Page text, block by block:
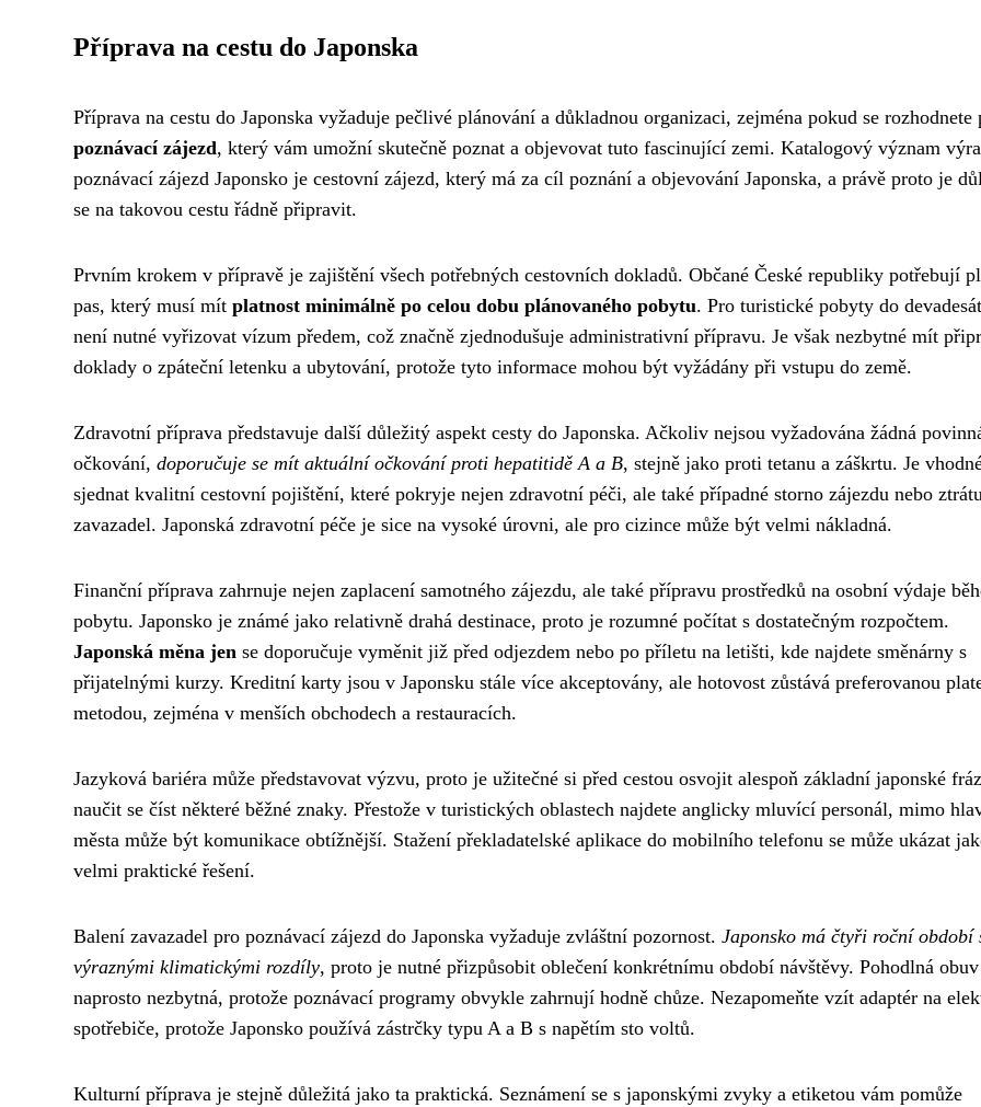
Příprava na cestu do Japonska
Příprava na cestu do Japonska vyžaduje pečlivé plánování a důkladnou organizaci, zejména pokud se rozhodnete
poznávací zájezd, který vám umožní skutečně poznat a objevovat tuto fascinující zemi. Katalogový význam
poznávací zájezd Japonsko je cestovní zájezd, který má za cíl poznání a objevování Japonska, a právě proto je
se na takovou cestu řádně připravit.
Prvním krokem v přípravě je zajištění všech potřebných cestovních dokladů. Občané České republiky potřebují
pas, který musí mít platnost minimálně po celou dobu plánovaného pobytu. Pro turistické pobyty do
není nutné vyřizovat vízum předem, což značně zjednodušuje administrativní přípravu. Je však nezbytné mít
doklady o zpáteční letenku a ubytování, protože tyto informace mohou být vyžádány při vstupu do země.
Zdravotní příprava představuje další důležitý aspekt cesty do Japonska. Ačkoliv nejsou vyžadována žádná
očkování, doporučuje se mít aktuální očkování proti hepatitidě A a B, stejně jako proti tetanu a záškrtu. Je
sjednat kvalitní cestovní pojištění, které pokryje nejen zdravotní péči, ale také případné storno zájezdu nebo
zavazadel. Japonská zdravotní péče je sice na vysoké úrovni, ale pro cizince může být velmi nákladná.
Finanční příprava zahrnuje nejen zaplacení samotného zájezdu, ale také přípravu prostředků na osobní výdaje
pobytu. Japonsko je známé jako relativně drahá destinace, proto je rozumné počítat s dostatečným rozpočtem.
Japonská měna jen se doporučuje vyměnit již před odjezdem nebo po příletu na letišti, kde najdete směnárny s
přijatelnými kurzy. Kreditní karty jsou v Japonsku stále více akceptovány, ale hotovost zůstává preferovanou
metodou, zejména v menších obchodech a restauracích.
Jazyková bariéra může představovat výzvu, proto je užitečné si před cestou osvojit alespoň základní japonské
naučit se číst některé běžné znaky. Přestože v turistických oblastech najdete anglicky mluvící personál, mimo
města může být komunikace obtížnější. Stažení překladatelské aplikace do mobilního telefonu se může ukázat
velmi praktické řešení.
Balení zavazadel pro poznávací zájezd do Japonska vyžaduje zvláštní pozornost. Japonsko má čtyři roční období
výraznými klimatickými rozdíly, proto je nutné přizpůsobit oblečení konkrétnímu období návštěvy. Pohodlná
naprosto nezbytná, protože poznávací programy obvykle zahrnují hodně chůze. Nezapomeňte vzít adaptér na
spotřebiče, protože Japonsko používá zástrčky typu A a B s napětím sto voltů.
Kulturní příprava je stejně důležitá jako ta praktická. Seznámení se s japonskými zvyky a etiketou vám pomůže